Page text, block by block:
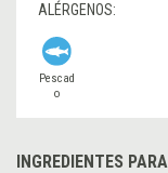
ALÉRGENOS:
Pescad
o
INGREDIENTES